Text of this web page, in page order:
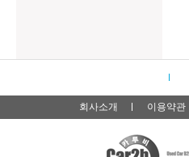
회사소개 이용약관